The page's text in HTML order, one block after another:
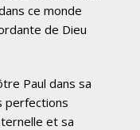
ce monde
de Dieu
Paul dans sa
perfections
et sa